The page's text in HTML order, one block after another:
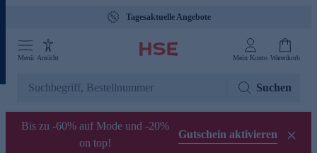
Tagesaktuelle Angebote
Menü Ansicht Mein Konto Warenkorb
Suchen
Bis zu -60% auf Mode und -20%
on top!
Gutschein aktivieren